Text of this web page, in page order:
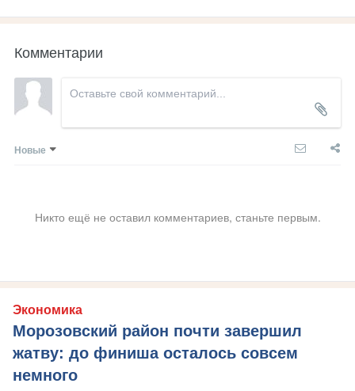
Комментарии
Новые
Никто ещё не оставил комментариев, станьте первым.
Экономика
Морозовский район почти завершил
жатву: до финиша осталось совсем
немного